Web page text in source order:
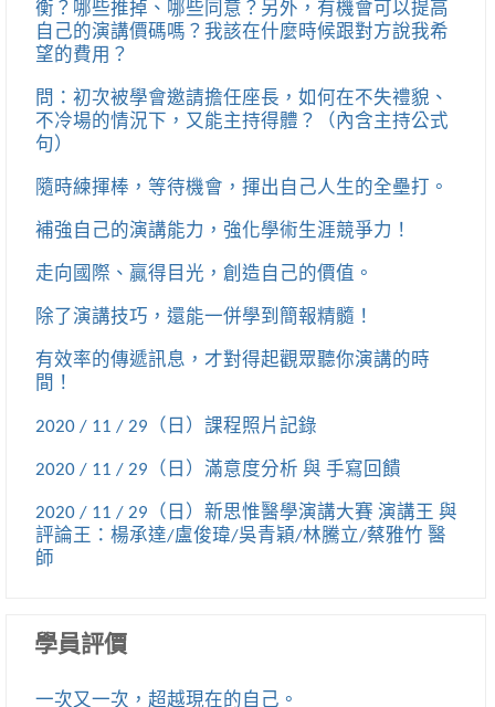
衡？哪些推掉、哪些同意？另外，有機會可以提高
自己的演講價碼嗎？我該在什麼時候跟對方說我希
望的費用？
問：初次被學會邀請擔任座長，如何在不失禮貌、
不冷場的情況下，又能主持得體？（內含主持公式
句）
隨時練揮棒，等待機會，揮出自己人生的全壘打。
補強自己的演講能力，強化學術生涯競爭力！
走向國際、贏得目光，創造自己的價值。
除了演講技巧，還能一併學到簡報精髓！
有效率的傳遞訊息，才對得起觀眾聽你演講的時
間！
2020 / 11 / 29（日）課程照片記錄
2020 / 11 / 29（日）滿意度分析 與 手寫回饋
2020 / 11 / 29（日）新思惟醫學演講大賽 演講王 與
評論王：楊承達/盧俊瑋/吳青穎/林騰立/蔡雅竹 醫
師
學員評價
一次又一次，超越現在的自己。